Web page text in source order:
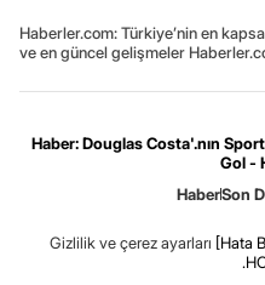
Haberler.com: Türkiye’nin en
ve en güncel gelişmeler
Haber: Douglas Costa'.nın Sport
Gol -
HaberSon
Gizlilik ve çerez ayarları [Hata